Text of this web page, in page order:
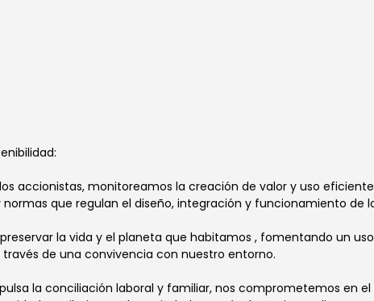
accionistas, monitoreamos la creación de valor y uso
que regulan el diseño, integración y funcionamiento de
la vida y el planeta que habitamos , fomentando un
de una convivencia con nuestro entorno.
la conciliación laboral y familiar, nos comprometemos en